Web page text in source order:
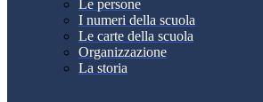
Le persone
I numeri della scuola
Le carte della scuola
Organizzazione
La storia